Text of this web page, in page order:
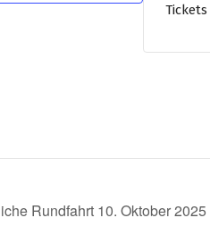
Rundfahrt 10. Oktober 2025